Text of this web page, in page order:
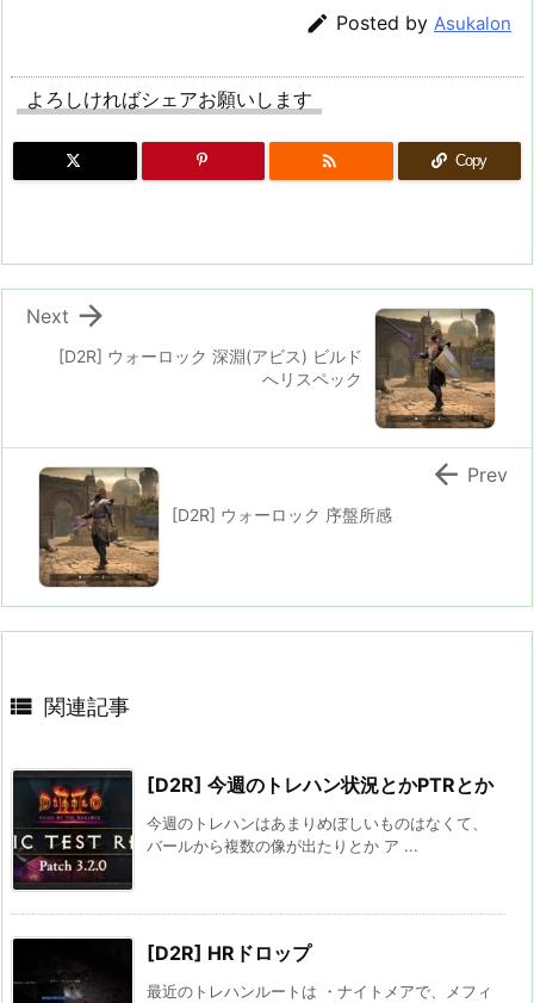
 Posted by Asukalon
よろしければシェアお願いします
 Copy
[D2R] ウォーロック 深淵(アビス) ビルド
へリスペック

Next
[D2R] ウォーロック 序盤所感
 Prev
 関連記事
[D2R] 今週のトレハン状況とかPTRとか
今週のトレハンはあまりめぼしいものはなくて、
バールから複数の像が出たりとか ア ...
[D2R] HRドロップ
最近のトレハンルートは ・ナイトメアで、メフィ